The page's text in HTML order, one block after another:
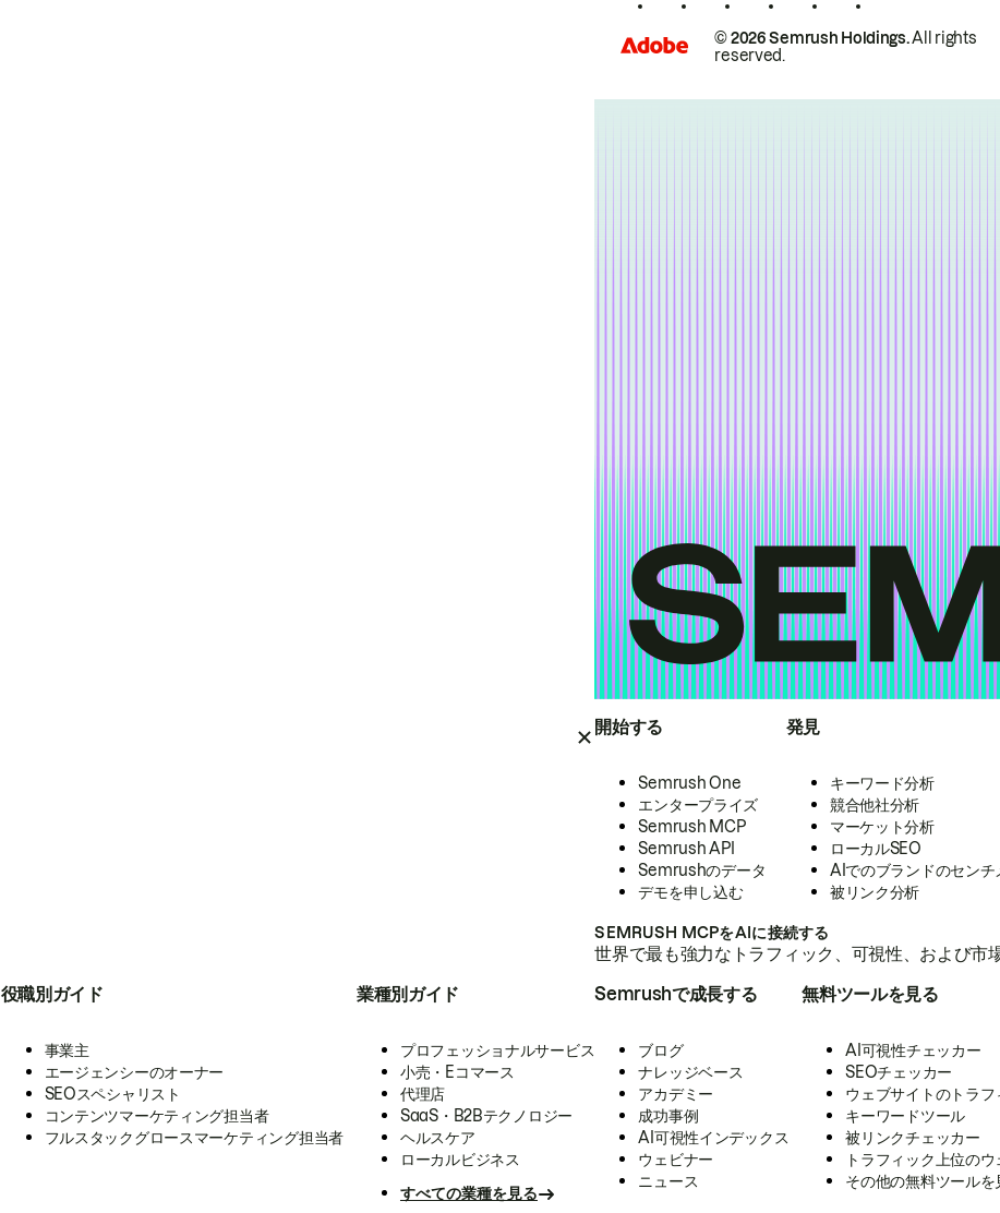
開始する
Semrush One
エンタープライズ
Semrush MCP
Semrush API
Semrushのデータ
デモを申し込む
発見
キーワード分析
競合他社分析
マーケット分析
ローカルSEO
AIでのブランドのセンチ
被リンク分析
SEMRUSH MCPをAIに接続する
世界で最も強力なトラフィック、可視性、および
役職別ガイド
事業主
エージェンシーのオーナー
SEOスペシャリスト
コンテンツマーケティング担当者
フルスタックグロースマーケティング担当者
業種別ガイド
プロフェッショナルサービス
小売・Eコマース
代理店
SaaS・B2Bテクノロジー
ヘルスケア
ローカルビジネス
すべての業種を見る
Semrushで成長する
ブログ
ナレッジベース
アカデミー
成功事例
AI可視性インデックス
ウェビナー
ニュース
無料ツールを見る
AI可視性チェッカー
SEOチェッカー
ウェブサイトのトラ
キーワードツール
被リンクチェッカー
トラフィック上位の
その他の無料ツールを
© 2026 Semrush Holdings.All rights
reserved.